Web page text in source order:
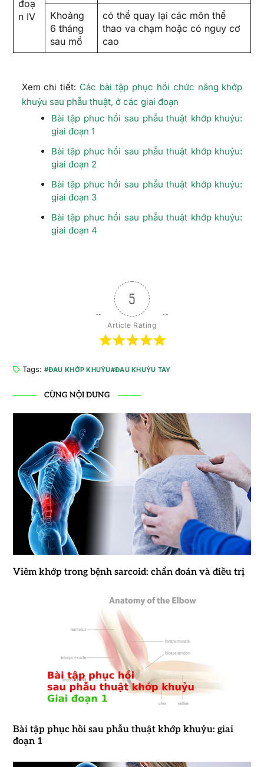
đoạ
n IV
Khoảng
6 tháng
sau mổ
có thể quay lại các môn thể
thao va chạm hoặc có nguy cơ
cao
Xem chi tiết: Các bài tập phục hồi chức năng khớp
khuỷu sau phẫu thuật, ở các giai đoạn
Bài tập phục hồi sau phẫu thuật khớp khuỷu:
giai đoạn 1
Bài tập phục hồi sau phẫu thuật khớp khuỷu:
giai đoạn 2
Bài tập phục hồi sau phẫu thuật khớp khuỷu:
giai đoạn 3
Bài tập phục hồi sau phẫu thuật khớp khuỷu:
giai đoạn 4
5
Article Rating
Tags: ĐAU KHỚP KHUỶU ĐAU KHUỶU TAY
CÙNG NỘI DUNG
Viêm khớp trong bệnh sarcoid: chẩn đoán và điều trị
Bài tập phục hồi sau phẫu thuật khớp khuỷu: giai
đoạn 1